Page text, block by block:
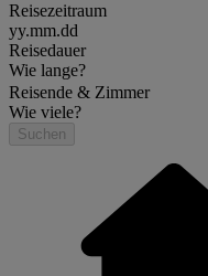
Reisezeitraum
yy.mm.dd
Reisedauer
Wie lange?
Reisende & Zimmer
Wie viele?
Suchen